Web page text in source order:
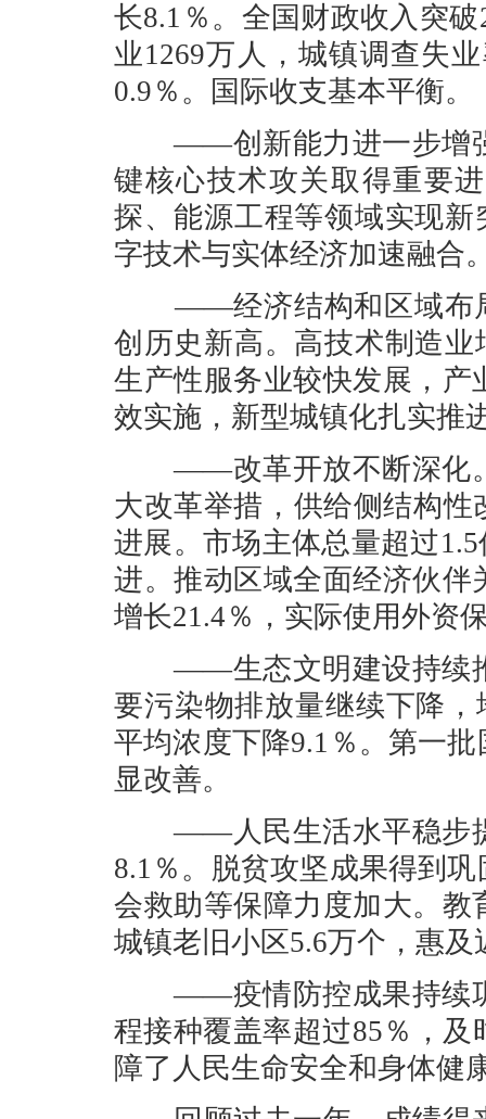
长8.1％。全国财政收入突
业1269万人，城镇调查失
0.9％。国际收支基本平衡。
——创新能力进一步增强
键核心技术攻关取得重要
探、能源工程等领域实现
字技术与实体经济加速融合
——经济结构和区域布局
创历史新高。高技术制造
生产性服务业较快发展，
效实施，新型城镇化扎实推
——改革开放不断深化。
大改革举措，供给侧结构性
进展。市场主体总量超过
进。推动区域全面经济伙
增长21.4％，实际使用外资
——生态文明建设持续推
要污染物排放量继续下降
平均浓度下降9.1％。第一
显改善。
——人民生活水平稳步提
8.1％。脱贫攻坚成果得到
会救助等保障力度加大。
城镇老旧小区5.6万个，惠及
——疫情防控成果持续巩
程接种覆盖率超过85％，
障了人民生命安全和身体健